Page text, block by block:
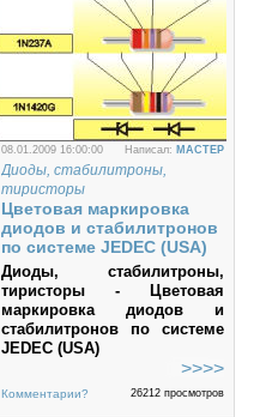
08.01.2009 16:00:00 Написал: MACTEP
Диоды, стабилитроны,
тиристоры
Цветовая маркировка
диодов и стабилитронов
по системе JEDEC (USA)
Диоды, стабилитроны,
тиристоры - Цветовая
маркировка диодов и
стабилитронов по системе
JEDEC (USA)
Комментарии? 26212 просмотров